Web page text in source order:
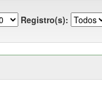
Registro(s):